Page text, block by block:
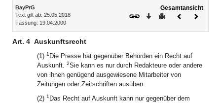
Inhalt
BayPrG
Text gilt ab: 25.05.2018
Fassung: 19.04.2000
Gesamtansicht
Download
DruckenVorheriges
Art. 4 Auskunftsrecht
(1) 1 Die Presse hat gegenüber Behörden ein Recht auf
Auskunft. 2Sie kann es nur durch Redakteure oder andere
von ihnen genügend ausgewiesene Mitarbeiter von
Zeitungen oder Zeitschriften ausüben.
(2) 1 Das Recht auf Auskunft kann nur gegenüber dem